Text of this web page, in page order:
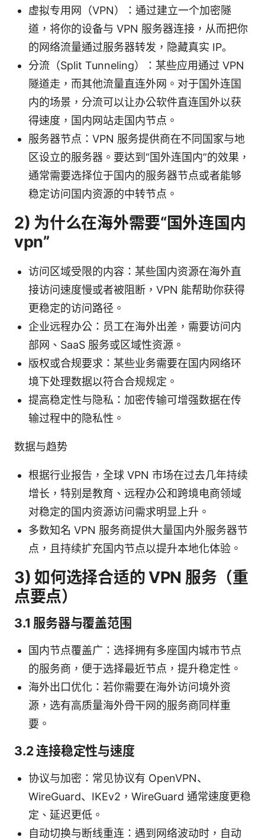
虚拟专用网（VPN）：通过建立一个加密隧
道，将你的设备与 VPN 服务器连接，从而把你
的网络流量通过服务器转发，隐藏真实 IP。
分流（Split Tunneling）：某些应用通过 VPN
隧道走，而其他流量直连外网。对于国外连国
内的场景，分流可以让办公软件直连国外以获
得速度，国内网站走国内节点。
服务器节点：VPN 服务提供商在不同国家与地
区设立的服务器。要达到“国外连国内”的效果，
通常需要选择位于国内的服务器节点或者能够
稳定访问国内资源的中转节点。
2) 为什么在海外需要“国外连国内
vpn”
访问区域受限的内容：某些国内资源在海外直
接访问速度慢或者被阻断，VPN 能帮助你获得
更稳定的访问路径。
企业远程办公：员工在海外出差，需要访问内
部网、SaaS 服务或区域性资源。
版权或合规要求：某些业务需要在国内网络环
境下处理数据以符合合规规定。
提高稳定性与隐私：加密传输可增强数据在传
输过程中的隐私性。
数据与趋势
根据行业报告，全球 VPN 市场在过去几年持续
增长，特别是教育、远程办公和跨境电商领域
对稳定的国内资源访问需求明显上升。
多数知名 VPN 服务商提供大量国内外服务器节
点，且持续扩充国内节点以提升本地化体验。
3) 如何选择合适的 VPN 服务（重
点要点）
3.1 服务器与覆盖范围
国内节点覆盖广：选择拥有多座国内城市节点
的服务商，便于选择最近节点，提升稳定性。
海外出口优化：若你需要在海外访问境外资
源，选有高质量海外骨干网的服务商同样重
要。
3.2 连接稳定性与速度
协议与加密：常见协议有 OpenVPN、
WireGuard、IKEv2，WireGuard 通常速度更稳
定、延迟更低。
自动切换与断线重连：遇到网络波动时，自动